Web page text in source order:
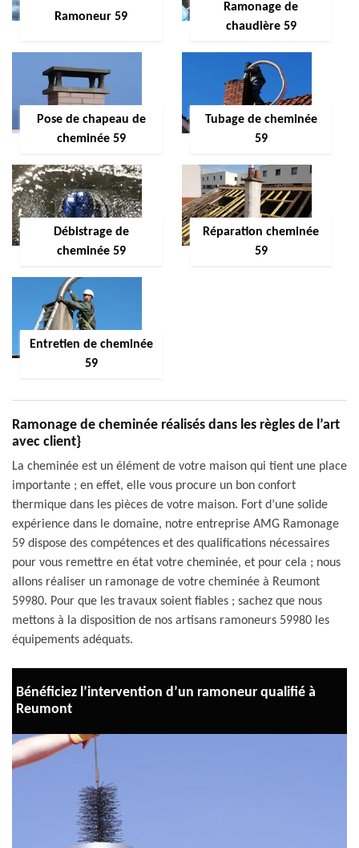
Ramoneur 59
Ramonage de
chaudière 59
Pose de chapeau de
cheminée 59
Tubage de cheminée
59
Débistrage de
cheminée 59
Réparation cheminée
59
Entretien de cheminée
59
Ramonage de cheminée réalisés dans les règles de l’art
avec client}
La cheminée est un élément de votre maison qui tient une place
importante ; en effet, elle vous procure un bon confort
thermique dans les pièces de votre maison. Fort d’une solide
expérience dans le domaine, notre entreprise AMG Ramonage
59 dispose des compétences et des qualifications nécessaires
pour vous remettre en état votre cheminée, et pour cela ; nous
allons réaliser un ramonage de votre cheminée à Reumont
59980. Pour que les travaux soient fiables ; sachez que nous
mettons à la disposition de nos artisans ramoneurs 59980 les
équipements adéquats.
Bénéficiez l’intervention d’un ramoneur qualifié à
Reumont